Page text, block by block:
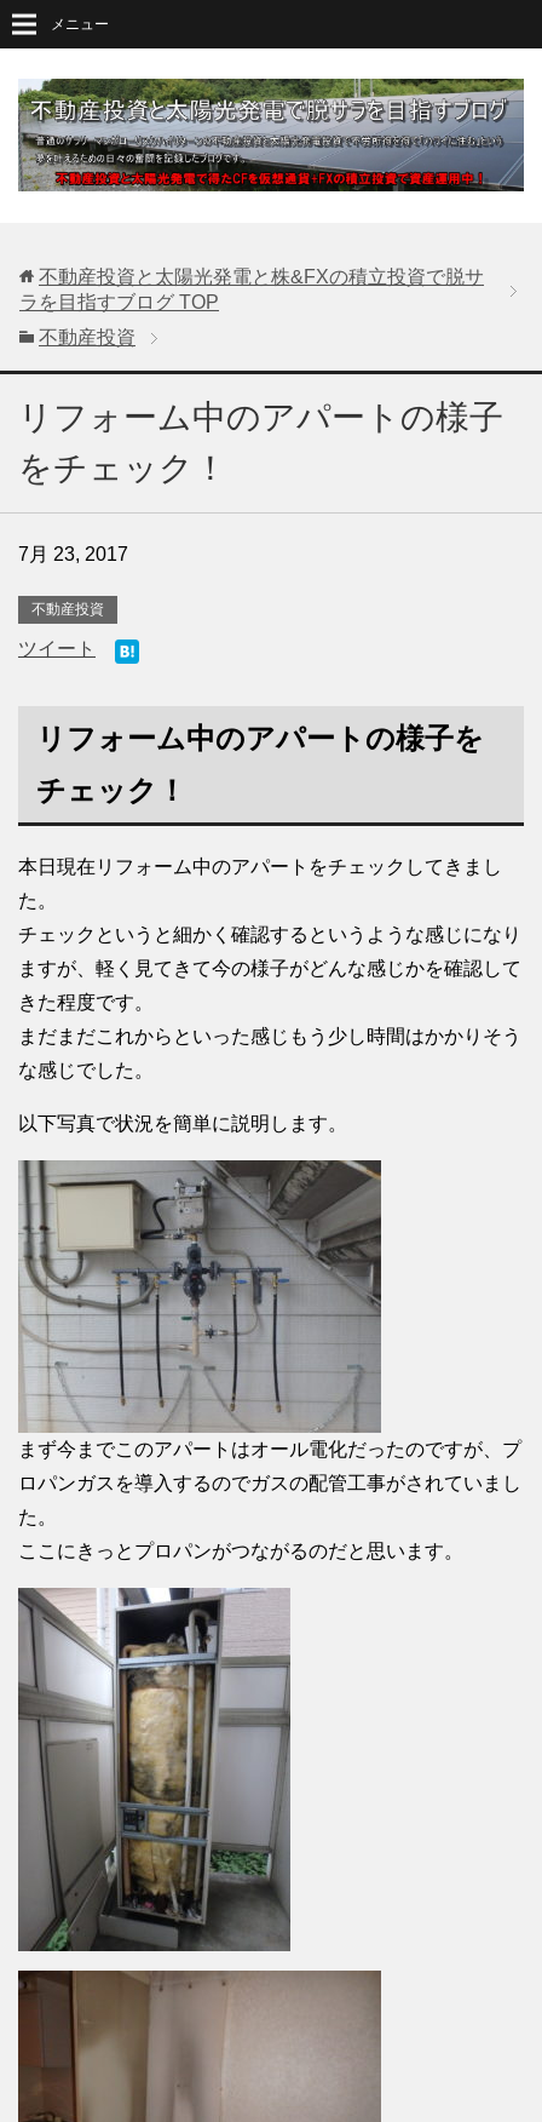
メニュー
不動産投資と太陽光発電と株&FXの積立投資で脱サ
ラを目指すブログ TOP
不動産投資
リフォーム中のアパートの様子
をチェック！
7月 23, 2017
不動産投資
ツイート
リフォーム中のアパートの様子を
チェック！
本日現在リフォーム中のアパートをチェックしてきまし
た。
チェックというと細かく確認するというような感じになり
ますが、軽く見てきて今の様子がどんな感じかを確認して
きた程度です。
まだまだこれからといった感じもう少し時間はかかりそう
な感じでした。
以下写真で状況を簡単に説明します。
まず今までこのアパートはオール電化だったのですが、プ
ロパンガスを導入するのでガスの配管工事がされていまし
た。
ここにきっとプロパンがつながるのだと思います。